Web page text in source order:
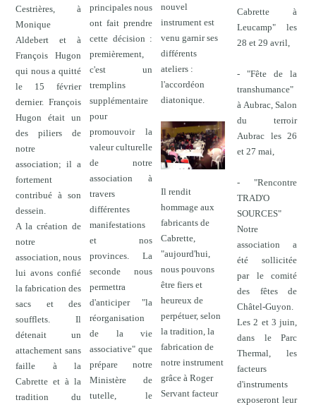
Cestrières, à
Monique
Aldebert et à
François Hugon
qui nous a quitté
le 15 février
dernier. François
Hugon était un
des piliers de
notre
association; il a
fortement
contribué à son
dessein.
A la création de
notre
association, nous
lui avons confié
la fabrication des
sacs et des
soufflets. Il
détenait un
attachement sans
faille à la
Cabrette et à la
tradition du
principales nous
ont fait prendre
cette décision :
premièrement,
c'est un
tremplins
supplémentaire
pour
promouvoir la
valeur culturelle
de notre
association à
travers
différentes
manifestations
et nos
provinces. La
seconde nous
permettra
d'anticiper "la
réorganisation
de la vie
associative" que
prépare notre
Ministère de
tutelle, le
nouvel
instrument est
venu garnir ses
différents
ateliers :
l'accordéon
diatonique.
Il rendit
hommage aux
fabricants de
Cabrette,
"aujourd'hui,
nous pouvons
être fiers et
heureux de
perpétuer, selon
la tradition, la
fabrication de
notre instrument
grâce à Roger
Servant facteur
Cabrette à
Leucamp" les
28 et 29 avril,
- "Fête de la
transhumance"
à Aubrac, Salon
du terroir
Aubrac les 26
et 27 mai,
- "Rencontre
TRAD'O
SOURCES"
Notre
association a
été sollicitée
par le comité
des fêtes de
Châtel-Guyon.
Les 2 et 3 juin,
dans le Parc
Thermal, les
facteurs
d'instruments
exposeront leur